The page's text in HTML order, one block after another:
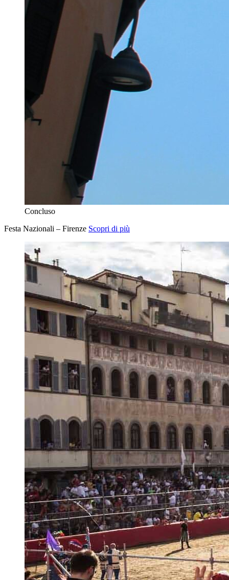
Concluso
Festa Nazionali – Firenze Scopri di più